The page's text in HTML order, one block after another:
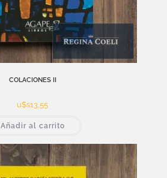
COLACIONES II
u$s13,55
Añadir al carrito